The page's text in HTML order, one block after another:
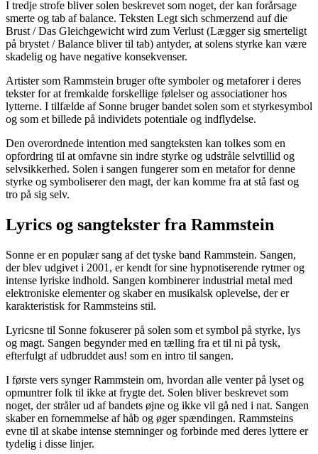
I tredje strofe bliver solen beskrevet som noget, der kan forårsage
smerte og tab af balance. Teksten Legt sich schmerzend auf die
Brust / Das Gleichgewicht wird zum Verlust (Lægger sig smerteligt
på brystet / Balance bliver til tab) antyder, at solens styrke kan være
skadelig og have negative konsekvenser.
Artister som Rammstein bruger ofte symboler og metaforer i deres
tekster for at fremkalde forskellige følelser og associationer hos
lytterne. I tilfælde af Sonne bruger bandet solen som et styrkesymbol
og som et billede på individets potentiale og indflydelse.
Den overordnede intention med sangteksten kan tolkes som en
opfordring til at omfavne sin indre styrke og udstråle selvtillid og
selvsikkerhed. Solen i sangen fungerer som en metafor for denne
styrke og symboliserer den magt, der kan komme fra at stå fast og
tro på sig selv.
Lyrics og sangtekster fra Rammstein
Sonne er en populær sang af det tyske band Rammstein. Sangen,
der blev udgivet i 2001, er kendt for sine hypnotiserende rytmer og
intense lyriske indhold. Sangen kombinerer industrial metal med
elektroniske elementer og skaber en musikalsk oplevelse, der er
karakteristisk for Rammsteins stil.
Lyricsne til Sonne fokuserer på solen som et symbol på styrke, lys
og magt. Sangen begynder med en tælling fra et til ni på tysk,
efterfulgt af udbruddet aus! som en intro til sangen.
I første vers synger Rammstein om, hvordan alle venter på lyset og
opmuntrer folk til ikke at frygte det. Solen bliver beskrevet som
noget, der stråler ud af bandets øjne og ikke vil gå ned i nat. Sangen
skaber en fornemmelse af håb og øger spændingen. Rammsteins
evne til at skabe intense stemninger og forbinde med deres lyttere er
tydelig i disse linjer.